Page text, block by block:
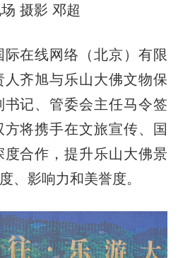
摄影 邓超
在线网络（北京）有限
齐旭与乐山大佛文物保
记、管委会主任马令签
将携手在文旅宣传、国
度合作，提升乐山大佛景
、影响力和美誉度。